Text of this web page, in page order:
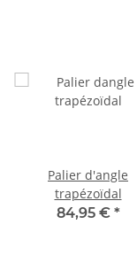
Palier d'angle
trapézoïdal
84,95 € *